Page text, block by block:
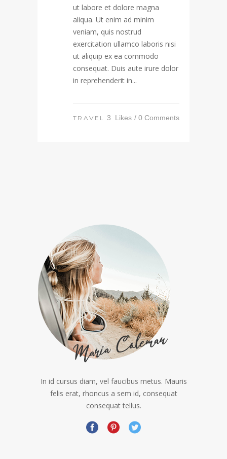
ut labore et dolore magna
aliqua. Ut enim ad minim
veniam, quis nostrud
exercitation ullamco laboris nisi
ut aliquip ex ea commodo
consequat. Duis aute irure dolor
in reprehenderit in...
TRAVEL 3 Likes 0 Comments
In id cursus diam, vel faucibus metus. Mauris
felis erat, rhoncus a sem id, consequat
consequat tellus.